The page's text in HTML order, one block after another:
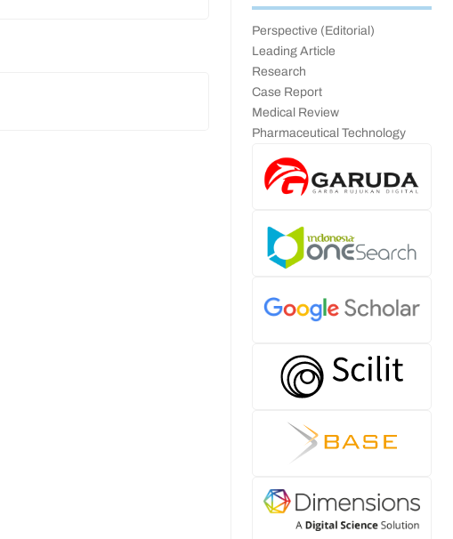
Perspective (Editorial)
Leading Article
Research
Case Report
Medical Review
Pharmaceutical Technology